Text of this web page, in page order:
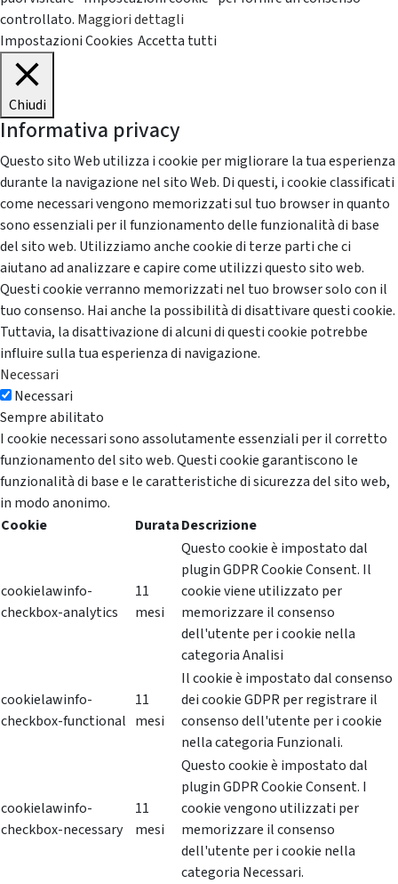
controllato. Maggiori dettagli
Impostazioni Cookies Accetta tutti
Chiudi
Informativa privacy
Questo sito Web utilizza i cookie per migliorare la tua esperienza
durante la navigazione nel sito Web. Di questi, i cookie classificati
come necessari vengono memorizzati sul tuo browser in quanto
sono essenziali per il funzionamento delle funzionalità di base
del sito web. Utilizziamo anche cookie di terze parti che ci
aiutano ad analizzare e capire come utilizzi questo sito web.
Questi cookie verranno memorizzati nel tuo browser solo con il
tuo consenso. Hai anche la possibilità di disattivare questi cookie.
Tuttavia, la disattivazione di alcuni di questi cookie potrebbe
influire sulla tua esperienza di navigazione.
Necessari
Necessari
Sempre abilitato
I cookie necessari sono assolutamente essenziali per il corretto
funzionamento del sito web. Questi cookie garantiscono le
funzionalità di base e le caratteristiche di sicurezza del sito web,
in modo anonimo.
Cookie
DurataDescrizione
cookielawinfo-
checkbox-analytics
11
mesi
Questo cookie è impostato dal
plugin GDPR Cookie Consent. Il
cookie viene utilizzato per
memorizzare il consenso
dell'utente per i cookie nella
categoria Analisi
cookielawinfo-
checkbox-functional
11
mesi
Il cookie è impostato dal consenso
dei cookie GDPR per registrare il
consenso dell'utente per i cookie
nella categoria Funzionali.
cookielawinfo-
checkbox-necessary
11
mesi
Questo cookie è impostato dal
plugin GDPR Cookie Consent. I
cookie vengono utilizzati per
memorizzare il consenso
dell'utente per i cookie nella
categoria Necessari.